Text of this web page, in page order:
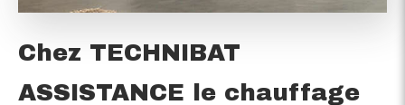
Chez TECHNIBAT
ASSISTANCE le chauffage